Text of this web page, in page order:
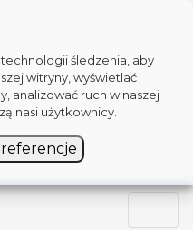
śledzenia, aby
witryny, wyświetlać
analizować ruch w naszej
nasi użytkownicy.